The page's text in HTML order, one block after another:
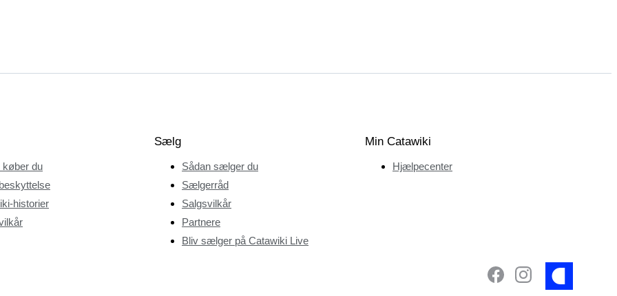
køber du
historier
Sælg
Sådan sælger du
Sælgerråd
Salgsvilkår
Partnere
Bliv sælger på Catawiki Live
Min Catawiki
Hjælpecenter